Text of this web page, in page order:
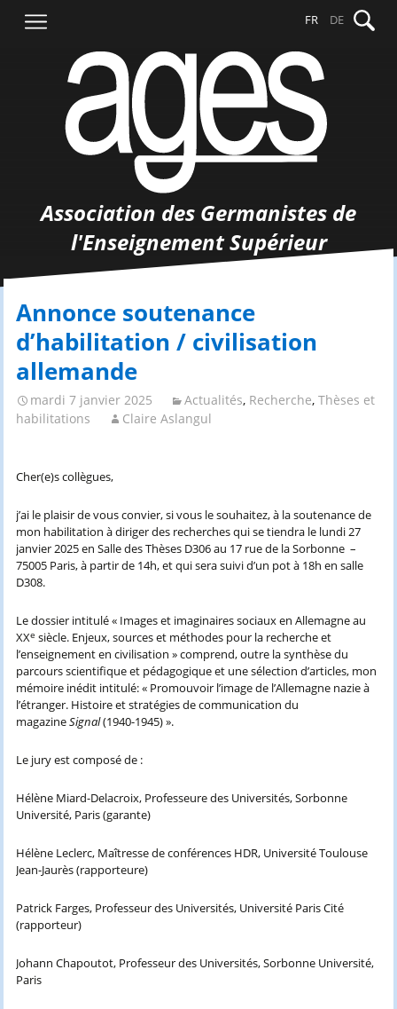
contenu
FR DE
Association des Germanistes de
l'Enseignement Supérieur
Annonce soutenance
d’habilitation / civilisation
allemande
mardi 7 janvier 2025 Actualités, Recherche, Thèses et
habilitations
Claire Aslangul
Cher(e)s collègues,
j’ai le plaisir de vous convier, si vous le souhaitez, à la soutenance de
mon habilitation à diriger des recherches qui se tiendra le lundi 27
janvier 2025 en Salle des Thèses D306 au 17 rue de la Sorbonne –
75005 Paris, à partir de 14h, et qui sera suivi d’un pot à 18h en salle
D308.
Le dossier intitulé « Images et imaginaires sociaux en Allemagne au
XXe siècle. Enjeux, sources et méthodes pour la recherche et
l’enseignement en civilisation » comprend, outre la synthèse du
parcours scientifique et pédagogique et une sélection d’articles, mon
mémoire inédit intitulé: « Promouvoir l’image de l’Allemagne nazie à
l’étranger. Histoire et stratégies de communication du
magazineSignal(1940-1945) ».
Le jury est composé de :
Hélène Miard-Delacroix, Professeure des Universités, Sorbonne
Université, Paris (garante)
Hélène Leclerc, Maîtresse de conférences HDR, Université Toulouse
Jean-Jaurès (rapporteure)
Patrick Farges, Professeur des Universités, Université Paris Cité
(rapporteur)
Johann Chapoutot, Professeur des Universités, Sorbonne Université,
Paris